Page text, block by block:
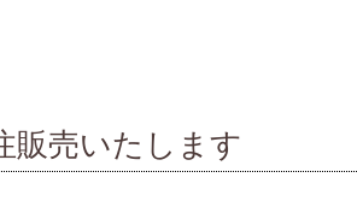
販売いたします